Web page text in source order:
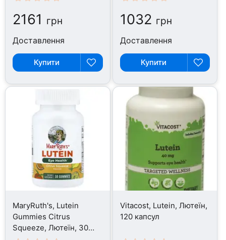
2161 грн
Доставлення
Купити
1032 грн
Доставлення
Купити
MaryRuth's, Lutein
Gummies Citrus
Squeeze, Лютеїн, 30
Vitacost, Lutein, Лютеїн,
120 капсул